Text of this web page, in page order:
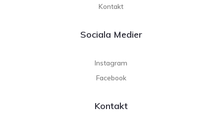
Kontakt
Sociala Medier
Instagram
Facebook
Kontakt